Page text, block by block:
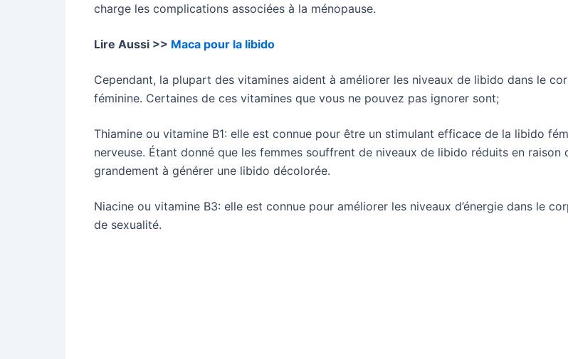
charge les complications associées à la ménopause.
Lire Aussi >> Maca pour la libido
Cependant, la plupart des vitamines aident à améliorer les niveaux de libido dans le
féminine. Certaines de ces vitamines que vous ne pouvez pas ignorer sont;
Thiamine ou vitamine B1: elle est connue pour être un stimulant efficace de la libido
nerveuse. Étant donné que les femmes souffrent de niveaux de libido réduits en raison
grandement à générer une libido décolorée.
Niacine ou vitamine B3: elle est connue pour améliorer les niveaux d’énergie dans le
de sexualité.